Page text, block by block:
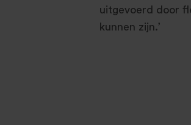
uitgevoerd door
kunnen zijn.’